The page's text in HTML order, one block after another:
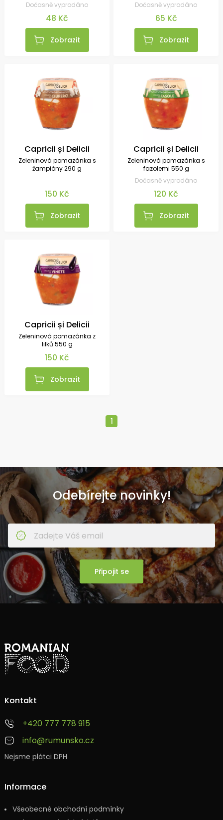
Dočasně vyprodáno
48 Kč
Zobrazit
Dočasně vyprodáno
65 Kč
Zobrazit
Capricii și Delicii
Zeleninová pomazánka s
žampióny 290 g
150 Kč
Zobrazit
Capricii și Delicii
Zeleninová pomazánka s
fazolemi 550 g
Dočasně vyprodáno
120 Kč
Zobrazit
Capricii și Delicii
Zeleninová pomazánka z
lilků 550 g
150 Kč
Zobrazit
1
Odebírejte novinky!
Připojit se
Informace
Všeobecné obchodní podmínky
Kontakt
+420 777 778 915
info@rumunsko.cz
Nejsme plátci DPH